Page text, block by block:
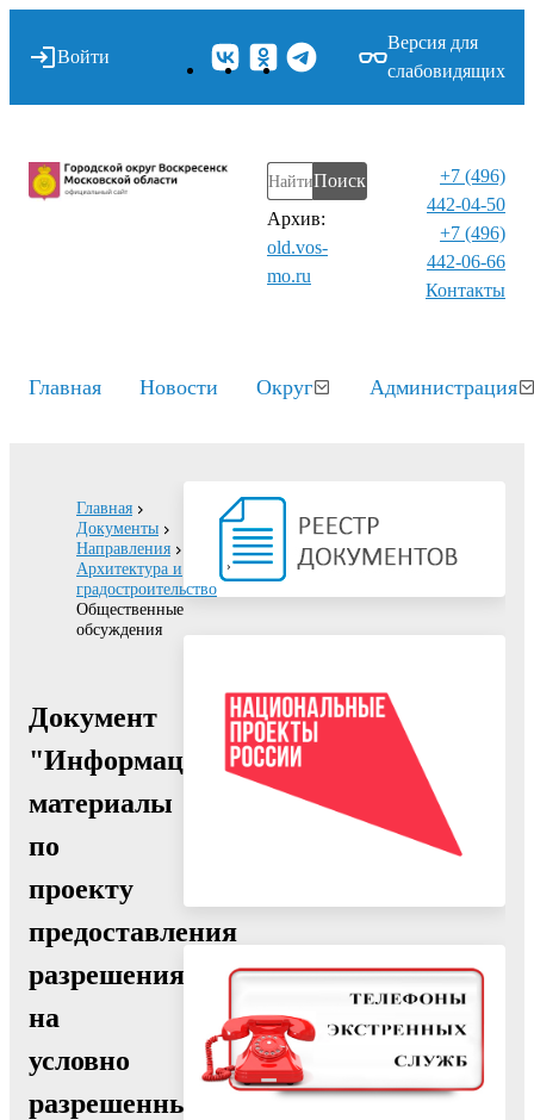
Войти
Версия для
слабовидящих
Поиск
Архив:
old.vos-
mo.ru
+7 (496)
442-04-50
+7 (496)
442-06-66
Контакты⁠
Главная Новости Округ Администрация
Главная
Документы
Направления
Архитектура и
градостроительство
Общественные
обсуждения
Документ
"Информационные
материалы
по
проекту
предоставления
разрешения
на
условно
разрешенный